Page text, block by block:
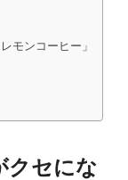
モンコーヒー」
クセにな